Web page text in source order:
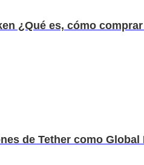
¿Qué es, cómo
de Tether como Global